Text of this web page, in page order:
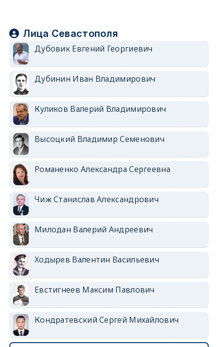
Лица Севастополя
Дубовик Евгений Георгиевич
Дубинин Иван Владимирович
Куликов Валерий Владимирович
Высоцкий Владимир Семенович
Романенко Александра Сергеевна
Чиж Станислав Александрович
Милодан Валерий Андреевич
Ходырев Валентин Васильевич
Евстигнеев Максим Павлович
Кондратевский Сергей Михайлович